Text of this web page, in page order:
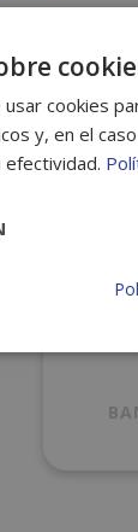
cookies
y, en el
efectividad.